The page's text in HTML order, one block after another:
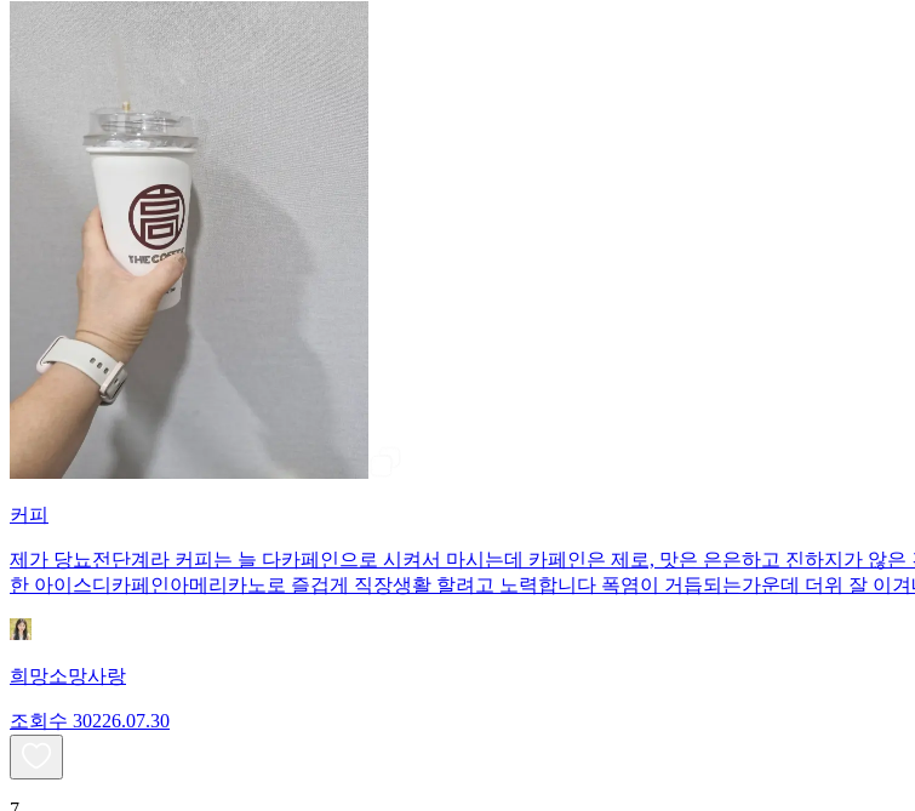
커피
제가 당뇨전단계라 커피는 늘 다카페인으로 시켜서 마시는데 카페인은 제로, 맛은 은은하고 진하지가 않
한 아이스디카페인아메리카노로 즐겁게 직장생활 할려고 노력합니다 폭염이 거듭되는가운데 더위 잘 이
희망소망사랑
조회수 30226.07.30